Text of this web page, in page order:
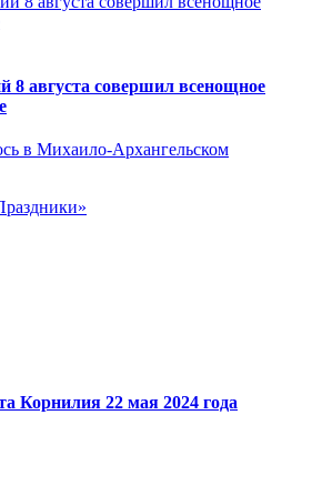
8 августа совершил всенощное
в Михаило-Архангельском
Корнилия 22 мая 2024 года